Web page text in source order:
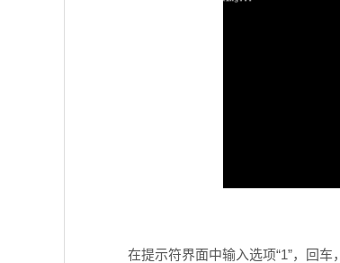
在提示符界面中输入选项“1”，回车，